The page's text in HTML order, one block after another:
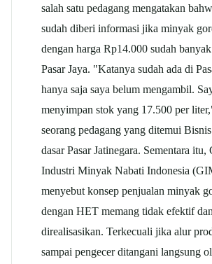
salah satu pedagang mengatakan
sudah diberi informasi jika minyak
dengan harga Rp14.000 sudah
Pasar Jaya. "Katanya sudah ada di
hanya saja saya belum mengambil.
menyimpan stok yang 17.500 per
seorang pedagang yang ditemui
dasar Pasar Jatinegara. Sementara itu,
Industri Minyak Nabati Indonesia
menyebut konsep penjualan minyak
dengan HET memang tidak efektif
direalisasikan. Terkecuali jika alur
sampai pengecer ditangani langsung